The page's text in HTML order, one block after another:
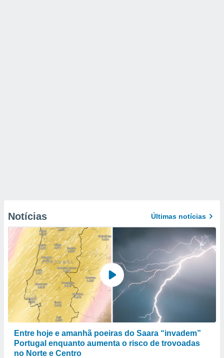
Notícias Últimas notícias
Entre hoje e amanhã poeiras do Saara “invadem”
Portugal enquanto aumenta o risco de trovoadas
no Norte e Centro